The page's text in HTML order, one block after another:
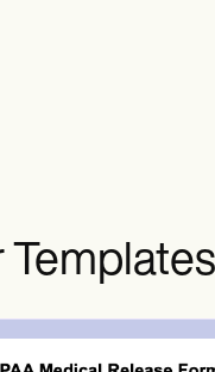
Templates